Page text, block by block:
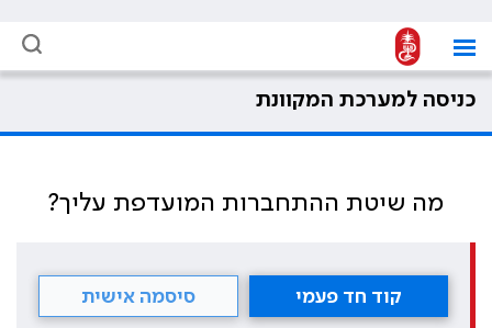
כניסה למערכת המקוונת
מה שיטת ההתחברות המועדפת עליך?
קוד חד פעמי סיסמה אישית